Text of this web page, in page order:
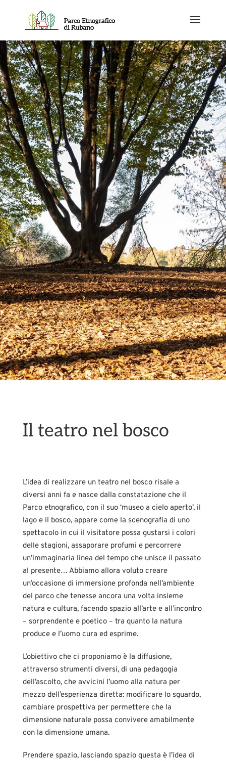
Il teatro nel bosco
L’idea di realizzare un teatro nel bosco risale a
diversi anni fa e nasce dalla constatazione che il
Parco etnografico, con il suo ‘museo a cielo aperto’, il
lago e il bosco, appare come la scenografia di uno
spettacolo in cui il visitatore possa gustarsi i colori
delle stagioni, assaporare profumi e percorrere
un’immaginaria linea del tempo che unisce il passato
al presente… Abbiamo allora voluto creare
un’occasione di immersione profonda nell’ambiente
del parco che tenesse ancora una volta insieme
natura e cultura, facendo spazio all’arte e all’incontro
– sorprendente e poetico – tra quanto la natura
produce e l’uomo cura ed esprime.
L’obiettivo che ci proponiamo è la diffusione,
attraverso strumenti diversi, di una pedagogia
dell’ascolto, che avvicini l’uomo alla natura per
mezzo dell’esperienza diretta: modificare lo sguardo,
cambiare prospettiva per permettere che la
dimensione naturale possa convivere amabilmente
con la dimensione umana.
Prendere spazio, lasciando spazio questa è l’idea di